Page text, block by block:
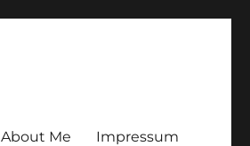
About Me Impressum